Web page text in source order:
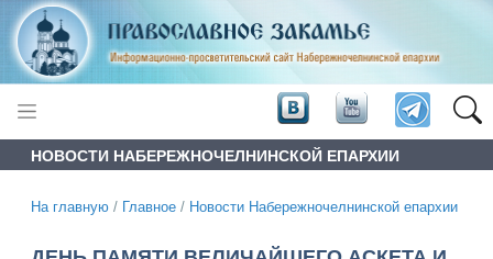
НОВОСТИ НАБЕРЕЖНОЧЕЛНИНСКОЙ ЕПАРХИИ
На главную / Главное / Новости Набережночелнинской епархии